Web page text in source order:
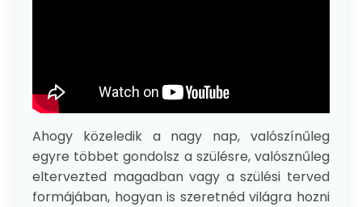
Ahogy közeledik a nagy nap, valószínűleg
egyre többet gondolsz a szülésre, valósznűleg
eltervezted magadban vagy a szülési terved
formájában, hogyan is szeretnéd világra hozni